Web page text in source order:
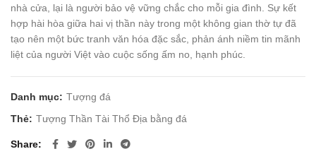
nhà cửa, lại là người bảo vệ vững chắc cho mỗi gia đình. Sự kết
hợp hài hòa giữa hai vị thần này trong một không gian thờ tự đã
tạo nên một bức tranh văn hóa đặc sắc, phản ánh niềm tin mãnh
liệt của người Việt vào cuộc sống ấm no, hạnh phúc.
Danh mục: Tượng đá
Thẻ: Tượng Thần Tài Thổ Địa bằng đá
Share